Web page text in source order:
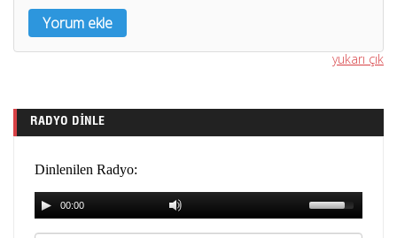
yukarı çık
RADYO DINLE